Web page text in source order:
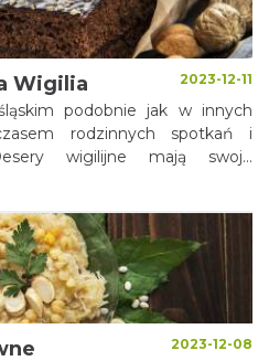
urozmaicone o wpływy
Złożona historia regionu
zróżnicowaną i urozmaiconą
coś dla siebie.
2023-12-11
Wigilia
podobnie jak w innych
rodzinnych spotkań i
wigilijne mają swoje
niektóre z nich mogą się różnić
innych częściach kraju.
2023-12-08